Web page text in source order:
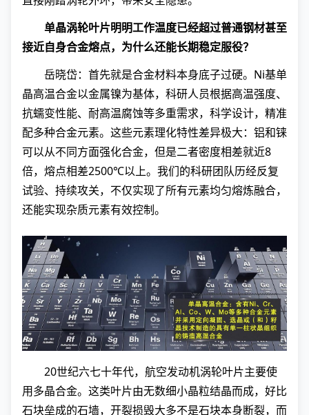
单晶涡轮叶片明明工作温度已经超过普通钢材甚至
接近自身合金熔点，为什么还能长期稳定服役？
岳晓岱：首先就是合金材料本身底子过硬。Ni基单
晶高温合金以金属镍为基体，科研人员根据高温强度、
抗蠕变性能、耐高温腐蚀等多重需求，科学设计，精准
配多种合金元素。这些元素理化特性差异极大：铝和铼
可以从不同方面强化合金，但是二者密度相差就近8
倍，熔点相差2500℃以上。我们的科研团队历经反复
试验、持续攻关，不仅实现了所有元素均匀熔炼融合，
还能实现杂质元素有效控制。
20世纪六七十年代，航空发动机涡轮叶片主要使
用多晶合金。这类叶片由无数细小晶粒结晶而成，好比
石块垒成的石墙，开裂损毁大多不是石块本身断裂，而